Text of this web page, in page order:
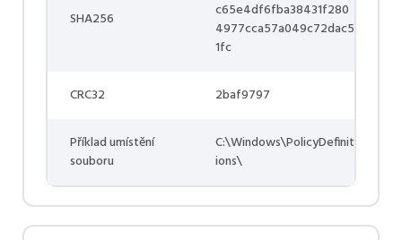
SHA256
c65e4df6fba38431f280
4977cca57a049c72dac5
1fc
CRC32 2baf9797
Příklad umístění
souboru
C:\Windows\PolicyDefinit
ions\